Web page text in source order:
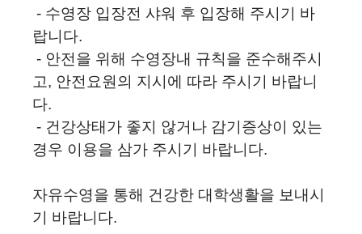
- 수영장 입장전 샤워 후 입장해 주시기 바
랍니다.
- 안전을 위해 수영장내 규칙을 준수해주시
고, 안전요원의 지시에 따라 주시기 바랍니
다.
- 건강상태가 좋지 않거나 감기증상이 있는
경우 이용을 삼가 주시기 바랍니다.
자유수영을 통해 건강한 대학생활을 보내시
기 바랍니다.